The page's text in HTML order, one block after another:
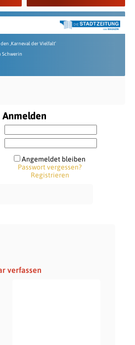
‚Karneval der Vielfalt‘
Schwerin
Anmelden
Angemeldet bleiben
Passwort vergessen?
Registrieren
verfassen